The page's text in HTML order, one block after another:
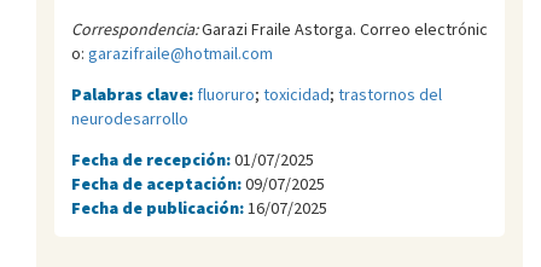
Correspondencia:Garazi Fraile Astorga. Correo electrónic
o: garazifraile@hotmail.com
Palabras clave: fluoruro; toxicidad; trastornos del
neurodesarrollo
Fecha de recepción:01/07/2025
Fecha de aceptación:09/07/2025
Fecha de publicación: 16/07/2025